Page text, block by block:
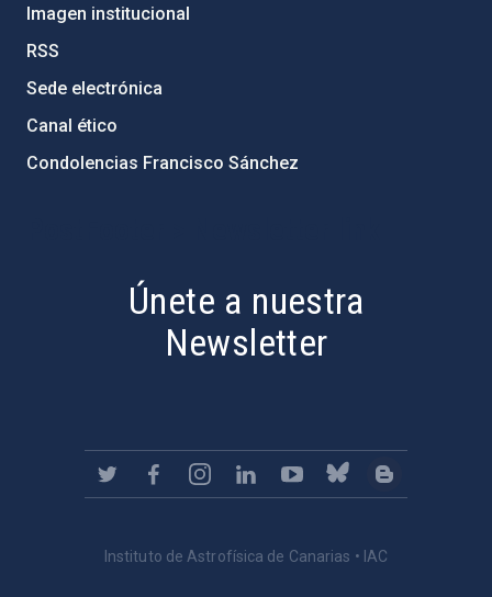
Imagen institucional
RSS
Sede electrónica
Canal ético
Condolencias Francisco Sánchez
Únete a nuestra
Newsletter
Instituto de Astrofísica de Canarias • IAC